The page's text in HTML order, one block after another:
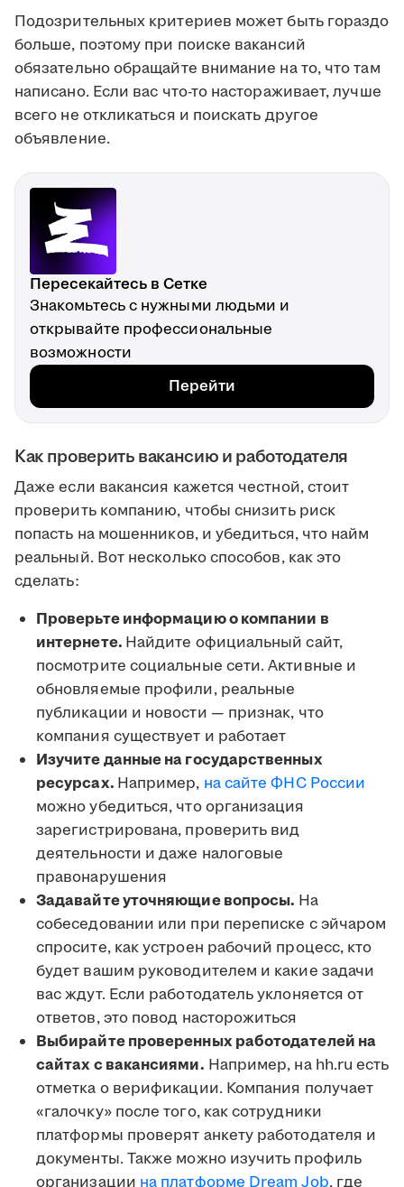
Подозрительных критериев может быть гораздо
больше, поэтому при поиске вакансий
обязательно обращайте внимание на то, что там
написано. Если вас что-то настораживает, лучше
всего не откликаться и поискать другое
объявление.
Пересекайтесь в Сетке
Знакомьтесь с нужными людьми и
открывайте профессиональные
возможности
Перейти
Как проверить вакансию и работодателя
Даже если вакансия кажется честной, стоит
проверить компанию, чтобы снизить риск
попасть на мошенников, и убедиться, что найм
реальный. Вот несколько способов, как это
сделать:
Проверьте информацию о компании в
интернете. Найдите официальный сайт,
посмотрите социальные сети. Активные и
обновляемые профили, реальные
публикации и новости — признак, что
компания существует и работает
Изучите данные на государственных
ресурсах. Например, на сайте ФНС России
можно убедиться, что организация
зарегистрирована, проверить вид
деятельности и даже налоговые
правонарушения
Задавайте уточняющие вопросы. На
собеседовании или при переписке с эйчаром
спросите, как устроен рабочий процесс, кто
будет вашим руководителем и какие задачи
вас ждут. Если работодатель уклоняется от
ответов, это повод насторожиться
Выбирайте проверенных работодателей на
сайтах с вакансиями. Например, на hh.ru есть
отметка о верификации. Компания получает
«галочку» после того, как сотрудники
платформы проверят анкету работодателя и
документы. Также можно изучить профиль
организации на платформе Dream Job, где